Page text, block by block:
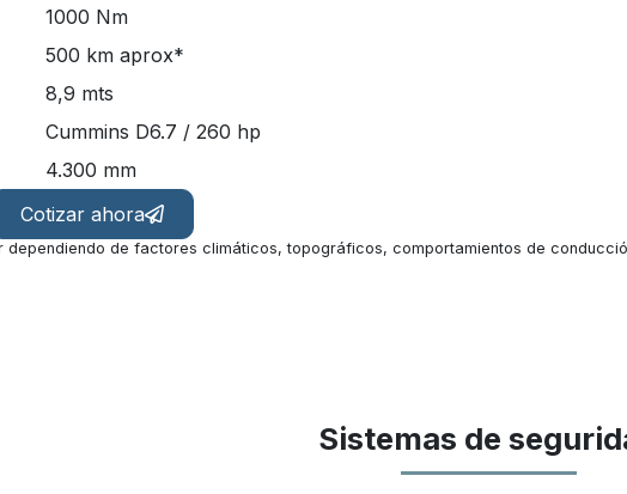
1000 Nm
500 km aprox*
8,9 mts
Cummins D6.7 / 260 hp
4.300 mm
Cotizar ahora
dependiendo de factores climáticos, topográficos, comportamientos de
Sistemas de